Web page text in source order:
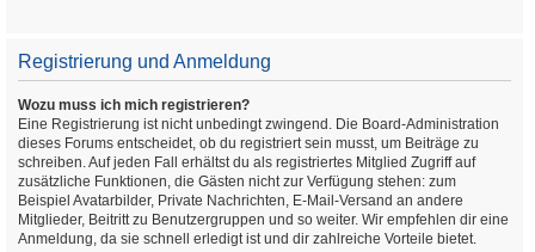
Registrierung und Anmeldung
Wozu muss ich mich registrieren?
Eine Registrierung ist nicht unbedingt zwingend. Die Board-Administration
dieses Forums entscheidet, ob du registriert sein musst, um Beiträge zu
schreiben. Auf jeden Fall erhältst du als registriertes Mitglied Zugriff auf
zusätzliche Funktionen, die Gästen nicht zur Verfügung stehen: zum
Beispiel Avatarbilder, Private Nachrichten, E-Mail-Versand an andere
Mitglieder, Beitritt zu Benutzergruppen und so weiter. Wir empfehlen dir eine
Anmeldung, da sie schnell erledigt ist und dir zahlreiche Vorteile bietet.